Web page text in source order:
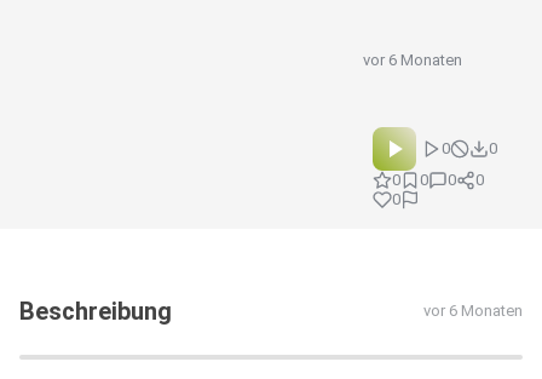
vor 6 Monaten
0
0
0
0 0
0
0
Beschreibung vor 6 Monaten